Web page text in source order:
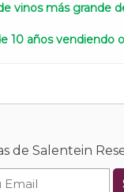
vinos más grande
10 años vendiendo
de Salentein